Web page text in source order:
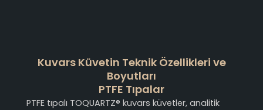
Kuvars Küvetin Teknik Özellikleri ve
Boyutları
PTFE Tıpalar
PTFE tıpalı TOQUARTZ® kuvars küvetler, analitik